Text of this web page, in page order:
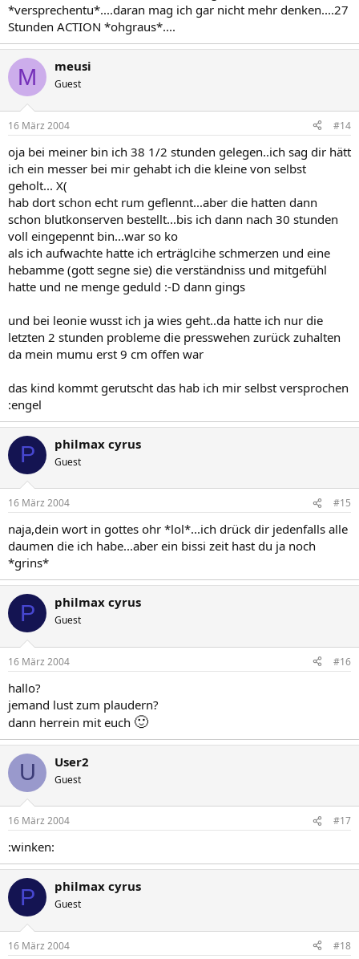
*versprechentu*....daran mag ich gar nicht mehr denken....27
Stunden ACTION *ohgraus*....
M meusi
Guest
16 März 2004 #14
oja bei meiner bin ich 38 1/2 stunden gelegen..ich sag dir hätt
ich ein messer bei mir gehabt ich die kleine von selbst
geholt... X(
hab dort schon echt rum geflennt...aber die hatten dann
schon blutkonserven bestellt...bis ich dann nach 30 stunden
voll eingepennt bin...war so ko
als ich aufwachte hatte ich erträglcihe schmerzen und eine
hebamme (gott segne sie) die verständniss und mitgefühl
hatte und ne menge geduld :-D dann gings
und bei leonie wusst ich ja wies geht..da hatte ich nur die
letzten 2 stunden probleme die presswehen zurück zuhalten
da mein mumu erst 9 cm offen war
das kind kommt gerutscht das hab ich mir selbst versprochen
:engel
P philmax cyrus
Guest
16 März 2004 #15
naja,dein wort in gottes ohr *lol*...ich drück dir jedenfalls alle
daumen die ich habe...aber ein bissi zeit hast du ja noch
*grins*
P philmax cyrus
Guest
16 März 2004 #16
hallo?
jemand lust zum plaudern?
dann herrein mit euch 🙂
U User2
Guest
16 März 2004 #17
:winken:
P philmax cyrus
Guest
16 März 2004 #18